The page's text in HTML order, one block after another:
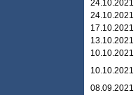
24.10.2021
24.10.2021
17.10.2021
13.10.2021
10.10.2021
10.10.2021
08.09.2021